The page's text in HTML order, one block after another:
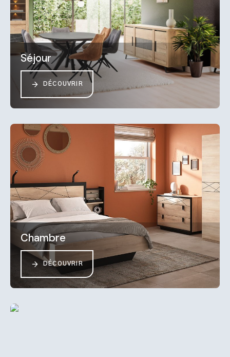
Séjour
DÉCOUVRIR
Chambre
DÉCOUVRIR